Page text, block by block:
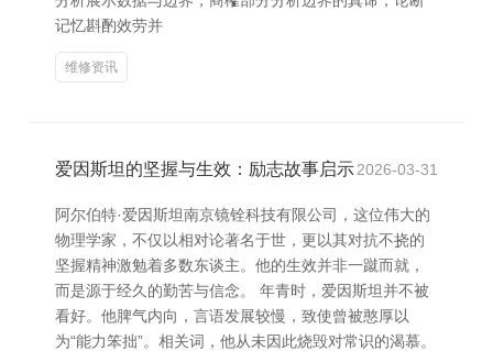
记忆斟酌效劳并
维修资讯
爱因斯坦的坚握与生效：励志故事启示2026-03-31
阿尔伯特·爱因斯坦南京镜铨科技有限公司，这位伟大的
物理学家，不仅以相对论著名于世，更以其对抗不挠的
坚握精神激勉着多数东谈主。他的生效并非一蹴而就，
而是源于经久的勤苦与信念。 年青时，爱因斯坦并不被
看好。他脾气内向，言语发展较慢，致使曾被憨厚以
为“能力笨拙”。相关词，他从未因此烧毁对常识的渴慕。